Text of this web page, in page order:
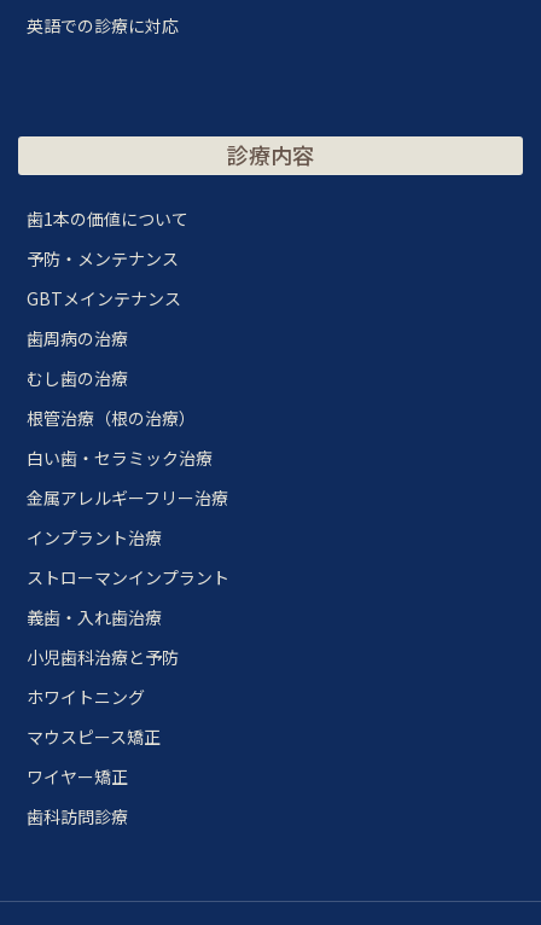
英語での診療に対応
診療内容
歯1本の価値について
予防・メンテナンス
GBTメインテナンス
歯周病の治療
むし歯の治療
根管治療（根の治療）
白い歯・セラミック治療
金属アレルギーフリー治療
インプラント治療
ストローマンインプラント
義歯・入れ歯治療
小児歯科治療と予防
ホワイトニング
マウスピース矯正
ワイヤー矯正
歯科訪問診療